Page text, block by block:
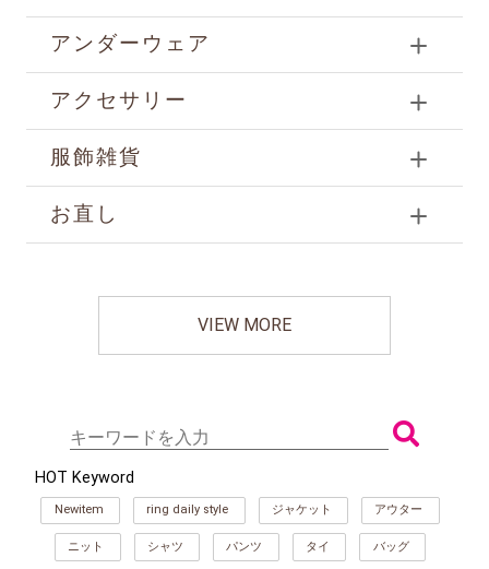
アンダーウェア
アクセサリー
服飾雑貨
お直し
VIEW MORE
HOT Keyword
Newitem ring daily style ジャケット アウター
ニット シャツ パンツ タイ バッグ